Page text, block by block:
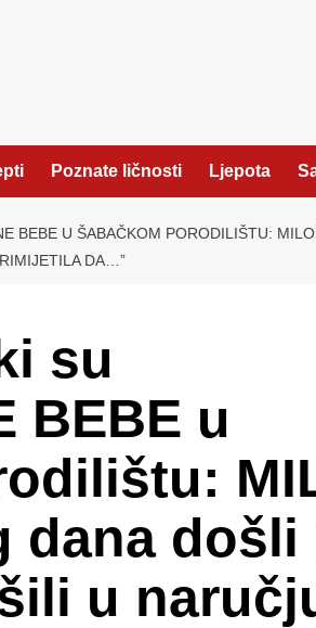
Poznate ličnosti Ljepota
BEBE U ŠABAČKOM PORODILIŠTU:
DA…”
su
BEBE u
dana došli
u